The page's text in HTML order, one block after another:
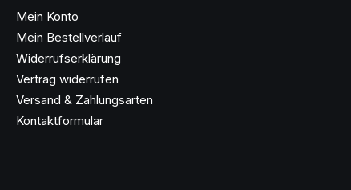
Mein Konto
Mein Bestellverlauf
Widerrufserklärung
Vertrag widerrufen
Versand & Zahlungsarten
Kontaktformular